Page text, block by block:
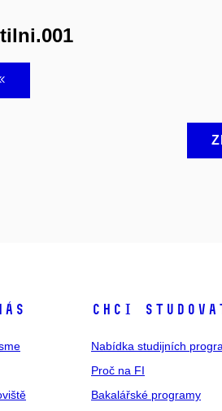
CHCI
Nabídka studijních
Proč na FI
Bakalářské programy